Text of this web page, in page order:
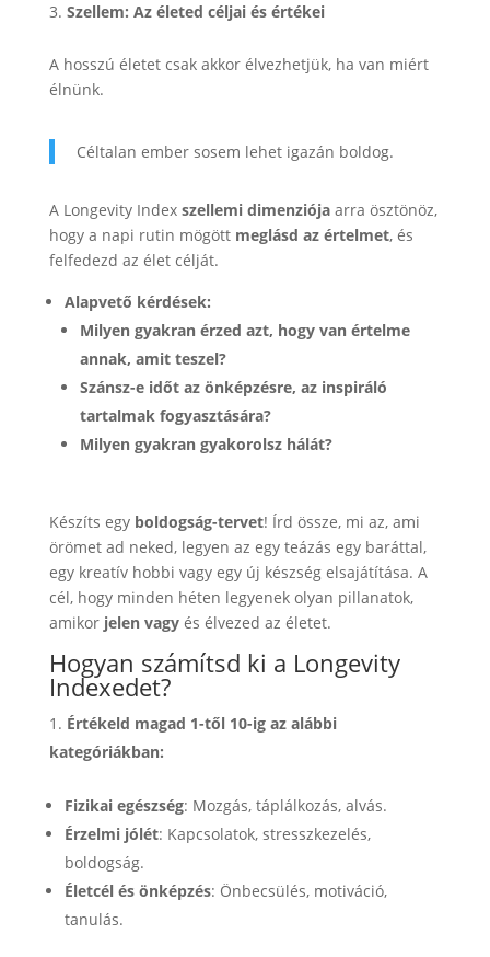
Szellem: Az életed céljai és értékei
A hosszú életet csak akkor élvezhetjük, ha van miért
élnünk.
Céltalan ember sosem lehet igazán boldog.
A Longevity Index szellemi dimenziójaarra ösztönöz,
hogy a napi rutin mögött meglásd az értelmet, és
felfedezd az élet célját.
Alapvető kérdések:
Milyen gyakran érzed azt, hogy van értelme
annak, amit teszel?
Szánsz-e időt az önképzésre, az inspiráló
tartalmak fogyasztására?
Milyen gyakran gyakorolsz hálát?
Készíts egyboldogság-tervet! Írd össze, mi az, ami
örömet ad neked, legyen az egy teázás egy baráttal,
egy kreatív hobbi vagy egy új készség elsajátítása. A
cél, hogy minden héten legyenek olyan pillanatok,
amikor jelen vagyés élvezed az életet.
Hogyan számítsd ki a Longevity
Indexedet?
Értékeld magad 1-től 10-ig az alábbi
kategóriákban:
Fizikai egészség: Mozgás, táplálkozás, alvás.
Érzelmi jólét: Kapcsolatok, stresszkezelés,
boldogság.
Életcél és önképzés: Önbecsülés, motiváció,
tanulás.